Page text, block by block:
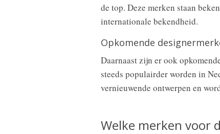
de top. Deze merken staan
internationale bekendheid.
Opkomende
Daarnaast zijn er ook
steeds populairder worden in
vernieuwende ontwerpen en
Welke merken voor